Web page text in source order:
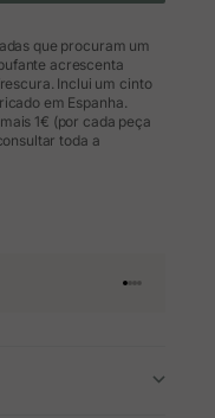
que procuram um
acrescenta
Inclui um cinto
em Espanha.
1€ (por cada peça
toda a
Ir para o
Ir para o
Ir para o
Ir para o